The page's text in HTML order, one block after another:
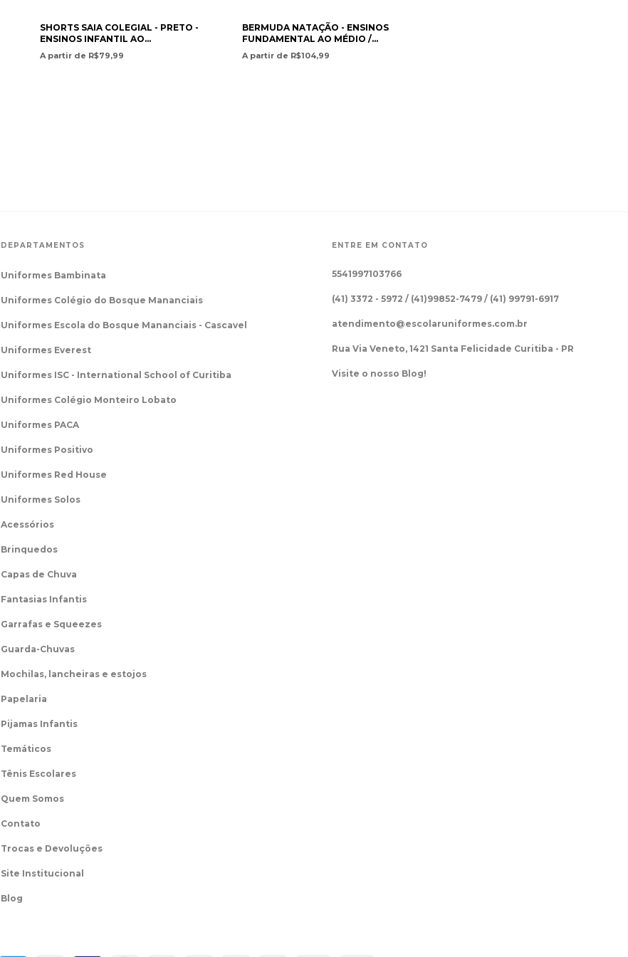
SHORTS SAIA COLEGIAL - PRETO -
ENSINOS INFANTIL AO
FUNDAMENTAL I / SCHOOL SKIRT
SHORTS – BLACK – PRESCHOOL TO
A partir de R$79,99
BERMUDA NATAÇÃO - ENSINOS
FUNDAMENTAL AO MÉDIO /
SWIMMING SHORTS - ELEMENTARY
TO HIGH SCHOOL EDUCATION -PAN
A partir de R$104,99
DEPARTAMENTOS
Uniformes Bambinata
Uniformes Colégio do Bosque Mananciais
Uniformes Escola do Bosque Mananciais - Cascavel
Uniformes Everest
Uniformes ISC - International School of Curitiba
Uniformes Colégio Monteiro Lobato
Uniformes PACA
Uniformes Positivo
Uniformes Red House
Uniformes Solos
Acessórios
Brinquedos
Capas de Chuva
Fantasias Infantis
Garrafas e Squeezes
Guarda-Chuvas
Mochilas, lancheiras e estojos
Papelaria
Pijamas Infantis
Temáticos
Tênis Escolares
Quem Somos
Contato
Trocas e Devoluções
Site Institucional
Blog
ENTRE EM CONTATO
5541997103766
(41) 3372 - 5972 / (41)99852-7479 / (41) 99791-6917
atendimento@escolaruniformes.com.br
Rua Via Veneto, 1421 Santa Felicidade Curitiba - PR
Visite o nosso Blog!